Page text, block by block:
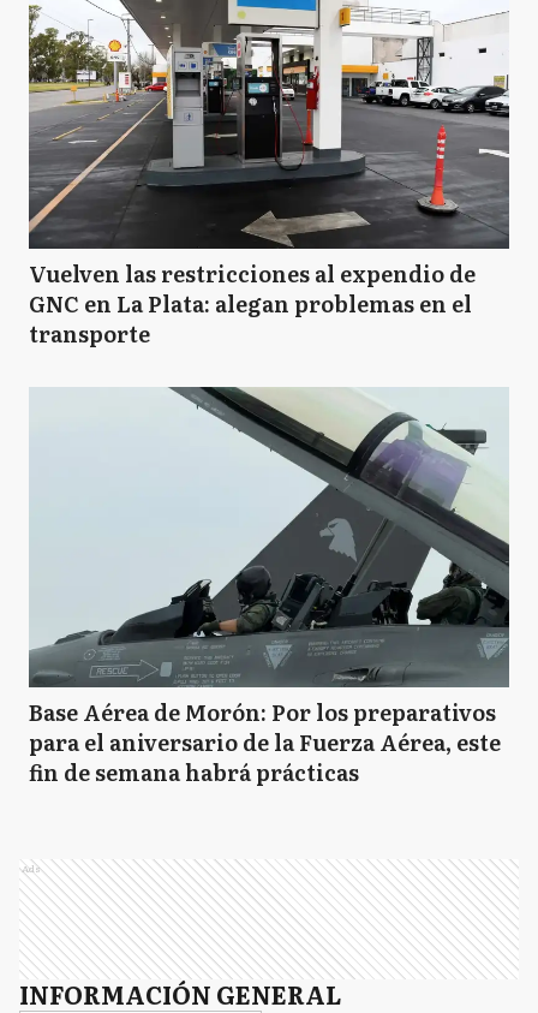
Vuelven las restricciones al expendio de
GNC en La Plata: alegan problemas en el
transporte
Base Aérea de Morón: Por los preparativos
para el aniversario de la Fuerza Aérea, este
fin de semana habrá prácticas
Ads
INFORMACIÓN GENERAL